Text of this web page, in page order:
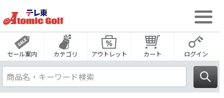
セール案内 カテゴリ アウトレット カート ログイン